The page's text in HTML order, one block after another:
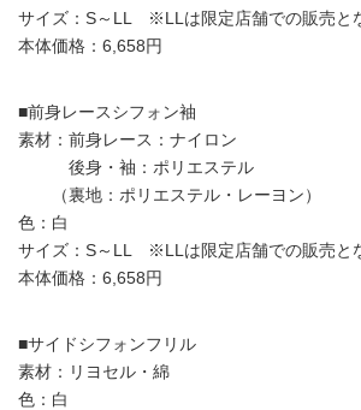
サイズ：S～LL ※LLは限定店舗での販売と
本体価格：6,658円
■前身レースシフォン袖
素材：前身レース：ナイロン
後身・袖：ポリエステル
（裏地：ポリエステル・レーヨン）
色：白
サイズ：S～LL ※LLは限定店舗での販売と
本体価格：6,658円
■サイドシフォンフリル
素材：リヨセル・綿
色：白